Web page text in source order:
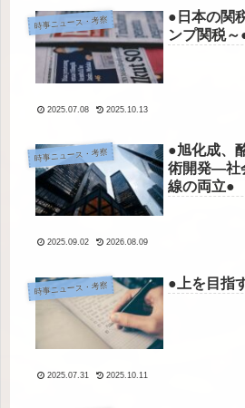
時事ニュース・考察
●日本の関
ンプ関税～
2025.07.08 2025.10.13
時事ニュース・考察
●旭化成、
術開発—社
線の両立●
2025.09.02 2026.08.09
時事ニュース・考察 ●上を目指
2025.07.31 2025.10.11